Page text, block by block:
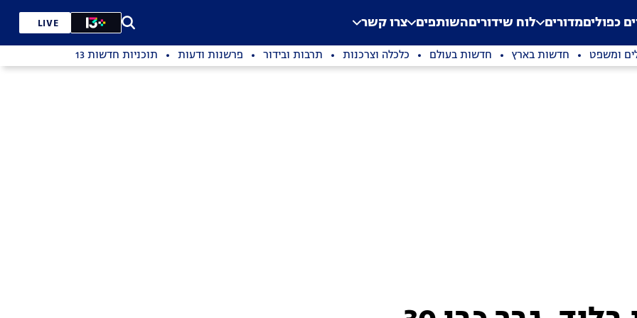
Application error: a
. כפוליםמדורים לוח שידוריםהשותפים צרו קשר LIVE
ומשפט חדשות בארץ חדשות בעולם כלכלה וצרכנות תרבות ובידור פרשנות ודעות תוכניות חדשות 13